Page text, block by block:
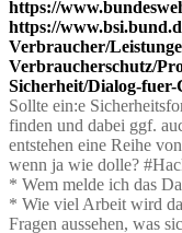
https://
https://
Verbraucher/
Verbraucherschutz/
Sicherheit/Dialog-
Sollte ein:e
finden und dabei ggf.
entstehen eine Reihe
wenn ja wie dolle?
* Wem melde ich das
* Wie viel Arbeit wird
Fragen aussehen, was